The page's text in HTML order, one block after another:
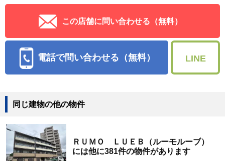
この店舗に問い合わせる（無料）
電話で問い合わせる（無料） LINE
同じ建物の他の物件
ＲＵＭＯ ＬＵＥＢ（ルーモルーブ）
には他に381件の物件があります